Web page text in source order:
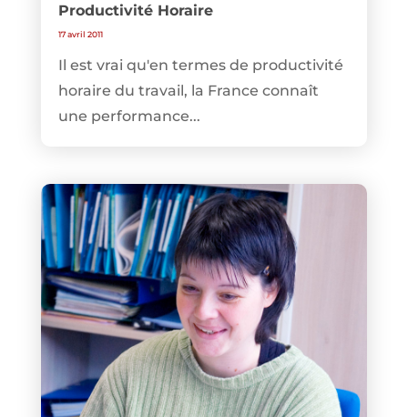
Productivité Horaire
17 avril 2011
Il est vrai qu'en termes de productivité
horaire du travail, la France connaît
une performance...